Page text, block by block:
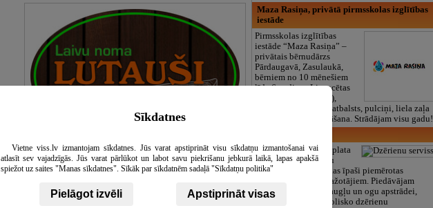
Maza Rasiņa, privātā pirmsskolas izglītības
iestāde
Pirmsskolas izglītības
iestāde “Maza Rasiņa” –
privātais bērnudārzs
Pārdaugavā, Zasulaukā,
bērniem no 10 mēnešiem
līdz 6 gadiem. Licencētas
programmas (LV/RU),
logopēds, speciālais atbalsts, pulciņi, liela zaļa
teritorija un 3x ēdināšana. Strādājam visu gadu!
Dzērienuserviss.lv izplata
vīna un citu dzērienu
pildīšanas iekārtas, kas īpaši piemērotas
dažādiem dzērienu ražotājiem. Piedāvājam
dažādu aprīkojumu augļu un ogu apstrādei,
sulu, vīna u.c. alkoholisko dzērienu
Sīkdatnes
Vietne viss.lv izmantojam sīkdatnes. Jūs varat apstiprināt visu sīkdatņu izmantošanai vai
atlasīt sev vajadzīgās. Jūs varat pārlūkot un labot savu piekrišanu jebkurā laikā, lapas apakšā
spiežot uz saites "Manas sīkdatnes". Sīkāk par sīkdatnēm sadaļā "Sīkdatņu politika"
Pielāgot izvēli Apstiprināt visas